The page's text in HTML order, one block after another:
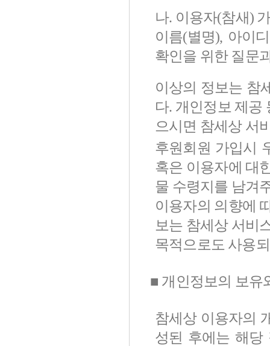
나. 이용자(참새)
이름(별명), 아이
확인을 위한 질문
이상의 정보는 참
다. 개인정보 제공
으시면 참세상 서
후원회원 가입시
혹은 이용자에 대
물 수령지를 남겨
이용자의 의향에
보는 참세상 서비
목적으로도 사용
■ 개인정보의 보유
참세상 이용자의
성된 후에는 해당